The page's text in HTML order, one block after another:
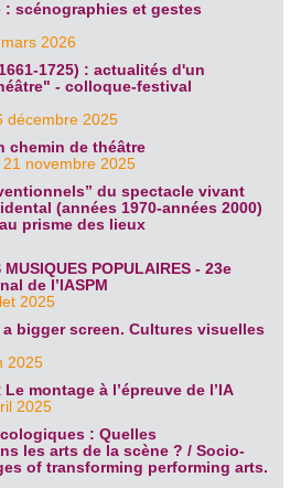
: scénographies et gestes
2026
1725) : actualités d'un
- colloque-festival
décembre 2025
chemin de théâtre
novembre 2025
du spectacle vivant
(années 1970-années 2000)
prisme des lieux
MUSIQUES POPULAIRES - 23e
de l’IASPM
2025
a bigger screen. Cultures visuelles
2025
Le montage à l’épreuve de l’IA
2025
: Quelles
les arts de la scène ? / Socio-
of transforming performing arts.